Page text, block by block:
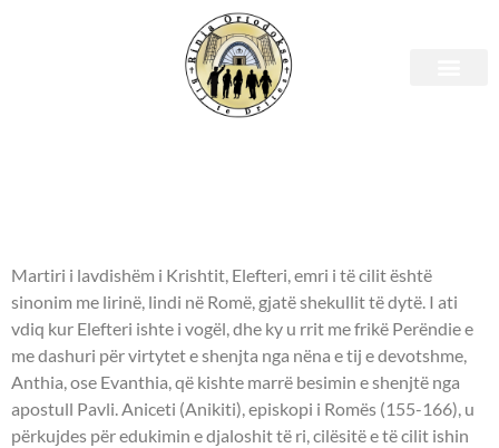
Shenjtori i ditës – 15 dhjetor
Martiri i lavdishëm i Krishtit, Elefteri, emri i të cilit është
sinonim me lirinë, lindi në Romë, gjatë shekullit të dytë. I ati
vdiq kur Elefteri ishte i vogël, dhe ky u rrit me frikë Perëndie e
me dashuri për virtytet e shenjta nga nëna e tij e devotshme,
Anthia, ose Evanthia, që kishte marrë besimin e shenjtë nga
apostull Pavli. Aniceti (Anikiti), episkopi i Romës (155-166), u
përkujdes për edukimin e djaloshit të ri, cilësitë e të cilit ishin